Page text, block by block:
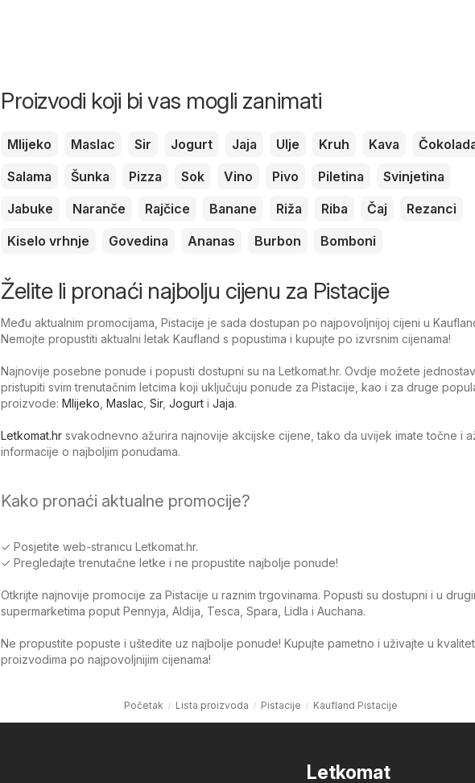
Proizvodi koji bi vas mogli zanimati
Mlijeko Maslac Sir Jogurt Jaja Ulje Kruh Kava
Salama
Šunka Pizza Sok Vino Pivo Piletina
Svinjetina
Jabuke
Naranče Rajčice Banane Riža Riba Čaj
Rezanci
Kiselo vrhnje
Govedina Ananas Burbon Bomboni
Želite li pronaći najbolju cijenu za Pistacije
Među aktualnim promocijama, Pistacije je sada dostupan po najpovoljnijoj cijeni u
Nemojte propustiti aktualni letak Kaufland s popustima i kupujte po izvrsnim cijenama!
Najnovije posebne ponude i popusti dostupni su na Letkomat.hr. Ovdje možete
pristupiti svim trenutačnim letcima koji uključuju ponude za Pistacije, kao i za druge
proizvode: Mlijeko Maslac Sir, Jogurt i Jaja.
Letkomat.hr svakodnevno ažurira najnovije akcijske cijene, tako da uvijek imate točne i
informacije o najboljim ponudama.
Kako pronaći aktualne promocije?
✓ Posjetite web-stranicu Letkomat.hr.
✓ Pregledajte trenutačne letke i ne propustite najbolje ponude!
Otkrijte najnovije promocije za Pistacije u raznim trgovinama. Popusti su dostupni i u
supermarketima poput Pennyja, Aldija, Tesca, Spara, Lidla i Auchana.
Ne propustite popuste i uštedite uz najbolje ponude! Kupujte pametno i uživajte u
proizvodima po najpovoljnijim cijenama!
Početak Lista proizvoda Pistacije Kaufland Pistacije
Letkomat